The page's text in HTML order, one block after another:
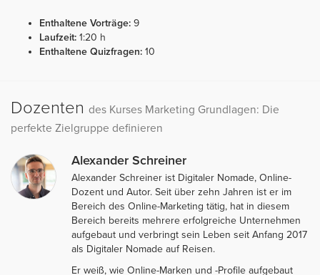
Enthaltene Vorträge: 9
Laufzeit: 1:20 h
Enthaltene Quizfragen: 10
Dozenten des Kurses Marketing Grundlagen: Die
perfekte Zielgruppe definieren
Alexander Schreiner
Alexander Schreiner ist Digitaler Nomade, Online-
Dozent und Autor. Seit über zehn Jahren ist er im
Bereich des Online-Marketing tätig, hat in diesem
Bereich bereits mehrere erfolgreiche Unternehmen
aufgebaut und verbringt sein Leben seit Anfang 2017
als Digitaler Nomade auf Reisen.
Er weiß, wie Online-Marken und -Profile aufgebaut